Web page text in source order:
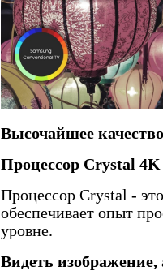
Высочайшее
Процессор Crystal 4K
Процессор Crystal -
обеспечивает опыт
уровне.
Видеть изображение,